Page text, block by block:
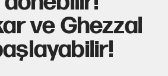
ve Ghezzal